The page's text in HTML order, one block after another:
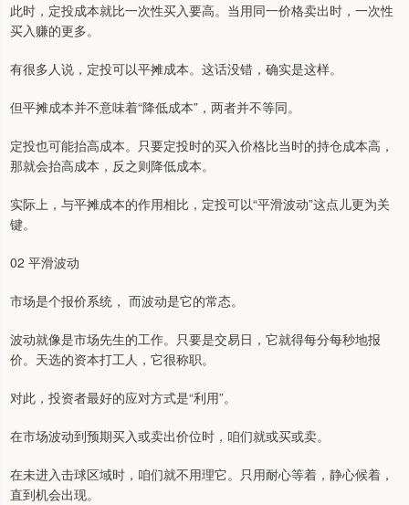
此时，定投成本就比一次性买入要高。当用同一价格卖出时，一次性
买入赚的更多。
有很多人说，定投可以平摊成本。这话没错，确实是这样。
但平摊成本并不意味着“降低成本”，两者并不等同。
定投也可能抬高成本。只要定投时的买入价格比当时的持仓成本高，
那就会抬高成本，反之则降低成本。
实际上，与平摊成本的作用相比，定投可以“平滑波动”这点儿更为关
键。
02 平滑波动
市场是个报价系统， 而波动是它的常态。
波动就像是市场先生的工作。只要是交易日，它就得每分每秒地报
价。天选的资本打工人，它很称职。
对此，投资者最好的应对方式是“利用”。
在市场波动到预期买入或卖出价位时，咱们就或买或卖。
在未进入击球区域时，咱们就不用理它。只用耐心等着，静心候着，
直到机会出现。